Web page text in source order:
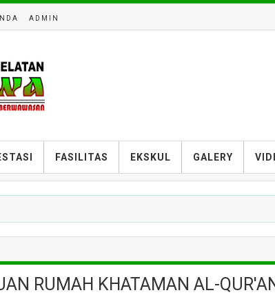
ADMIN
FASILITAS EKSKUL GALERY
RUMAH KHATAMAN AL-